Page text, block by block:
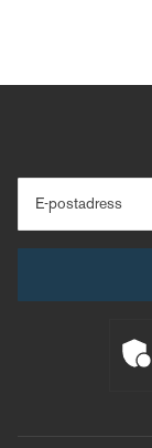
E-postadress